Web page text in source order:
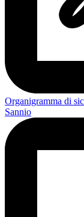
Organigramma di
Sannio